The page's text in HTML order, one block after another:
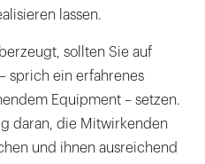
lassen.
sollten Sie auf
sprich ein erfahrenes
Equipment – setzen.
daran, die Mitwirkenden
und ihnen ausreichend